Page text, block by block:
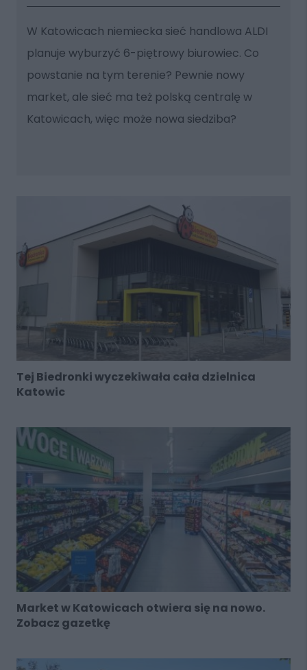
W Katowicach niemiecka sieć handlowa ALDI
planuje wyburzyć 6-piętrowy biurowiec. Co
powstanie na tym terenie? Pewnie nowy
market, ale sieć ma też polską centralę w
Katowicach, więc może nowa siedziba?
Tej Biedronki wyczekiwała cała dzielnica
Katowic
Market w Katowicach otwiera się na nowo.
Zobacz gazetkę